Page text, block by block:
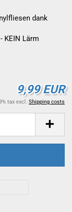
dank
KEIN Lärm
9,99 EUR
tax excl. Shipping costs